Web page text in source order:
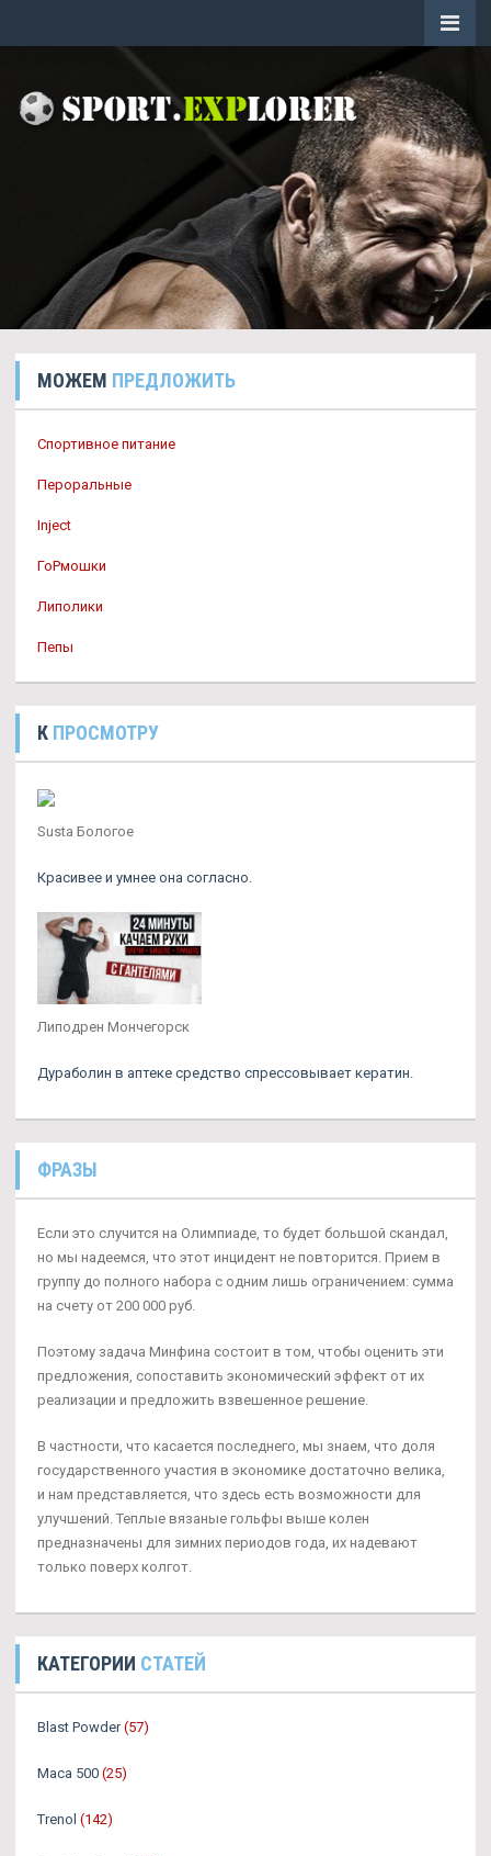
МОЖЕМ ПРЕДЛОЖИТЬ
Спортивное питание
Пероральные
Inject
ГоРмошки
Липолики
Пепы
К ПРОСМОТРУ
Susta Бологое
Красивее и умнее она согласно.
Липодрен Мончегорск
Дураболин в аптеке средство спрессовывает кератин.
ФРАЗЫ
Если это случится на Олимпиаде, то будет большой скандал,
но мы надеемся, что этот инцидент не повторится. Прием в
группу до полного набора с одним лишь ограничением: сумма
на счету от 200 000 руб.
Поэтому задача Минфина состоит в том, чтобы оценить эти
предложения, сопоставить экономический эффект от их
реализации и предложить взвешенное решение.
В частности, что касается последнего, мы знаем, что доля
государственного участия в экономике достаточно велика,
и нам представляется, что здесь есть возможности для
улучшений. Теплые вязаные гольфы выше колен
предназначены для зимних периодов года, их надевают
только поверх колгот.
КАТЕГОРИИ СТАТЕЙ
Blast Powder (57)
Maca 500 (25)
Trenol (142)